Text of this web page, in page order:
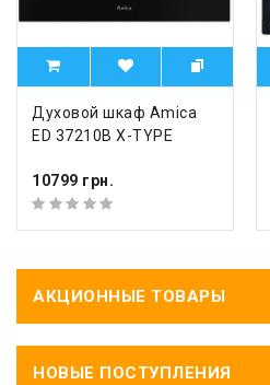
Духовой шкаф Amica
ED 37210B X-TYPE
10799 грн.
АКЦИОННЫЕ ТОВАРЫ
НОВЫЕ ПОСТУПЛЕНИЯ